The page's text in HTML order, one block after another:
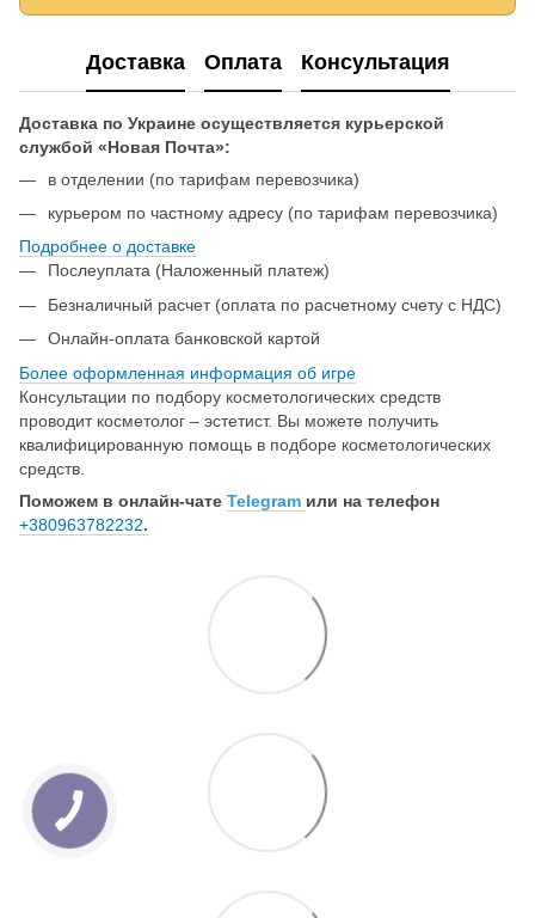
Доставка Оплата Консультация
Доставка по Украине осуществляется курьерской
службой «Новая Почта»:
в отделении (по тарифам перевозчика)
курьером по частному адресу (по тарифам перевозчика)
Подробнее о доставке
Послеуплата (Наложенный платеж)
Безналичный расчет (оплата по расчетному счету с НДС)
Онлайн-оплата банковской картой
Более оформленная информация об игре
Консультации по подбору косметологических средств
проводит косметолог – эстетист. Вы можете получить
квалифицированную помощь в подборе косметологических
средств.
Поможем в онлайн-чате Telegram или на телефон
+380963782232.